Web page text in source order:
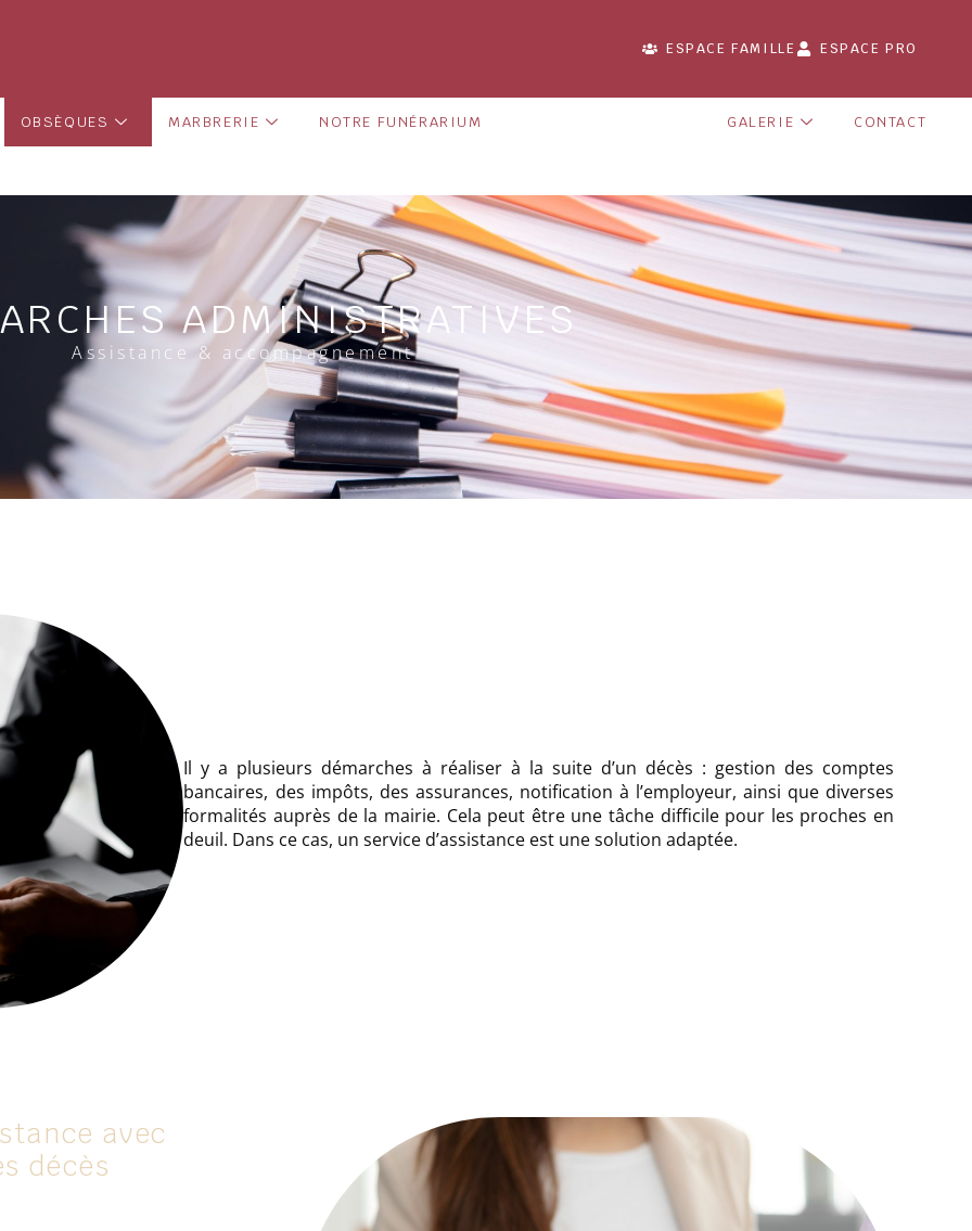
ESPACE FAMILLE ESPACE PRO
OBSÈQUES MARBRERIE NOTRE FUNÉRARIUM GALERIE CONTACT
ADMINISTRATIVES
Assistance & accompagnement
Il y a plusieurs démarches à réaliser à la suite d’un décès : gestion des comptes
bancaires, des impôts, des assurances, notification à l’employeur, ainsi que diverses
formalités auprès de la mairie. Cela peut être une tâche difficile pour les proches en
deuil. Dans ce cas, un service d’assistance est une solution adaptée.
avec
décès